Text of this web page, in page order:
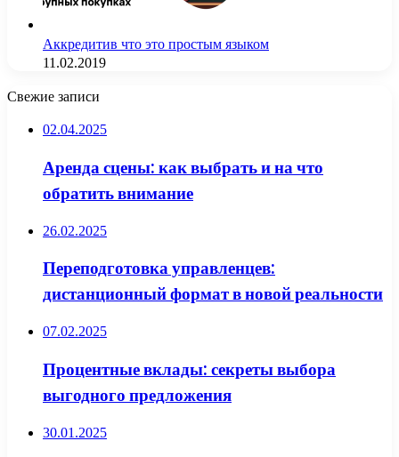
Аккредитив что это простым языком
11.02.2019
Свежие записи
02.04.2025
Аренда сцены: как выбрать и на что
обратить внимание
26.02.2025
Переподготовка управленцев:
дистанционный формат в новой реальности
07.02.2025
Процентные вклады: секреты выбора
выгодного предложения
30.01.2025